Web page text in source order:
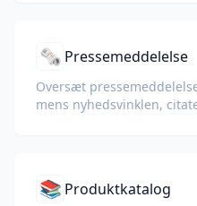
🗞️ Pressemeddelelse
Oversæt
mens nyhedsvinklen,
📚 Produktkatalog